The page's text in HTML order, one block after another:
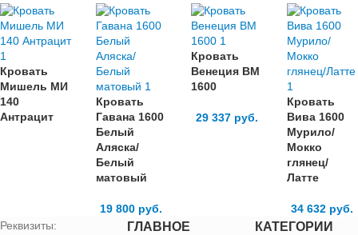
Кровать
Мишель МИ
140
Антрацит
Кровать
Гавана 1600
Белый
Аляска/
Белый
матовый
19 800 руб.
Кровать
Венеция ВМ
1600
29 337руб.
Кровать
Вива 1600
Мурило/
Мокко
глянец/
Латте
34 632 руб.
Реквизиты:
ГЛАВНОЕ
КАТЕГОРИИ